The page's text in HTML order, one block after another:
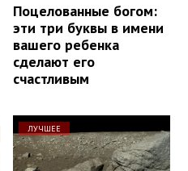
Поцелованные богом:
эти три буквы в имени
вашего ребенка
сделают его
счастливым
ЛУЧШЕЕ